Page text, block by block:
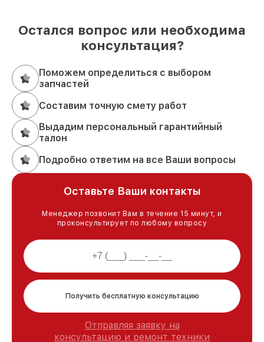
Остался вопрос или необходима
консультация?
Поможем определиться с выбором
запчастей
Составим точную смету работ
Выдадим персональный гарантийный
талон
Подробно ответим на все Ваши вопросы
Оставьте Ваши контакты
Менеджер позвонит Вам в течение 15 минут, и
проконсультирует по любому вопросу
Получить бесплатную консультацию
Отправляя заявку на
консультацию и ремонт техники